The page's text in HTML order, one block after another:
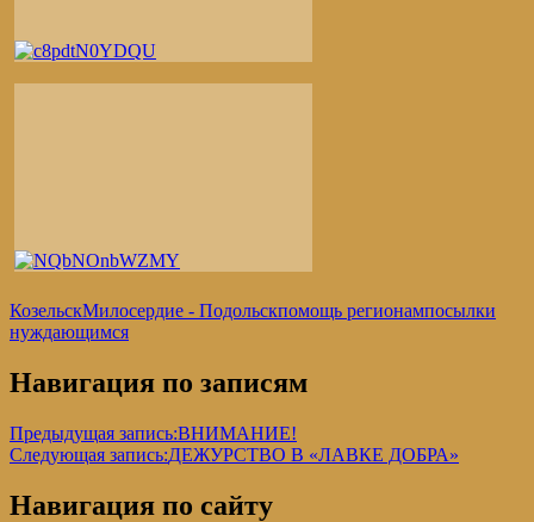
КозельскМилосердие - Подольскпомощь регионампосылки
нуждающимся
Навигация по записям
Предыдущая запись:ВНИМАНИЕ!
Следующая запись:ДЕЖУРСТВО В «ЛАВКЕ ДОБРА»
Навигация по сайту